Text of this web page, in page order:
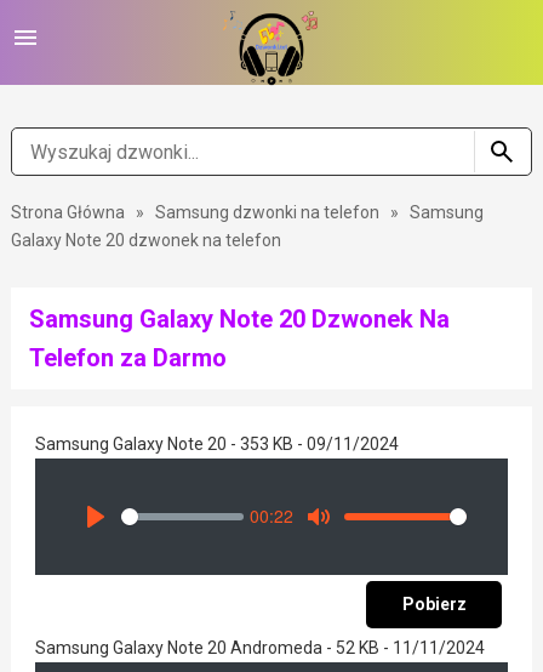
Strona Główna » Samsung dzwonki na telefon »
Samsung
Galaxy Note 20 dzwonek na telefon
Samsung Galaxy Note 20 Dzwonek Na
Telefon za Darmo
Samsung Galaxy Note 20 - 353 KB - 09/11/2024
Seek
00:22
Volume
Pobierz
Samsung Galaxy Note 20 Andromeda - 52 KB - 11/11/2024